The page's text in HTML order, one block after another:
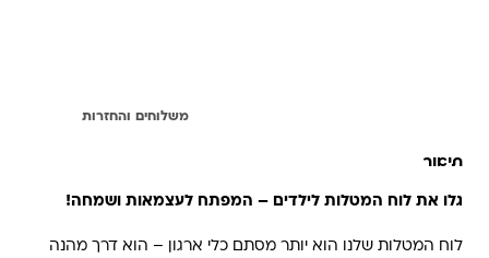
משלוחים והחזרות
תיאור
גלו את לוח המטלות לילדים – המפתח לעצמאות ושמחה!
לוח המטלות שלנו הוא יותר מסתם כלי ארגון – הוא דרך מהנה